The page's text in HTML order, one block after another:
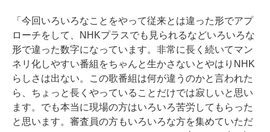
「今回いろいろなことをやって従来とは違った形でアプ
ローチをして、NHKプラスでも見られるなどいろいろな
形で違った数字になっています。非常に長く続いてマン
ネリ化しやすい番組をちゃんと生かさないとやはりNHK
らしさは出ない。この歌番組は何が違うのかと言われた
ら、ちょっと長くやっていることだけでは寂しいと思い
ます。でも本当に現場の方はいろいろ苦労してもらった
と思います。審査員の方もいろいろな方を集めていただ